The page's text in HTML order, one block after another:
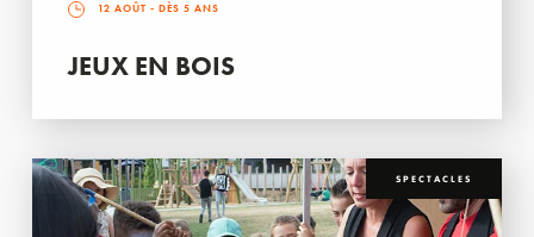
12 AOÛT - DÈS 5 ANS
JEUX EN BOIS
SPECTACLES